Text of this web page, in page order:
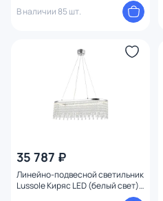
В наличии 85 шт.
35 787 ₽
Линейно-подвесной светильник
Lussole Киряс LED (белый свет)